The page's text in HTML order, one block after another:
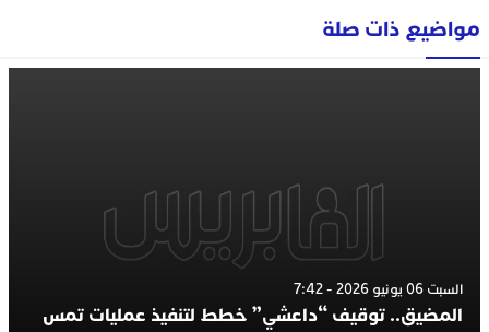
مواضيع ذات صلة
السبت 06 يونيو 2026 - 7:42
المضيق.. توقيف “داعشي” خطط لتنفيذ عمليات تمس